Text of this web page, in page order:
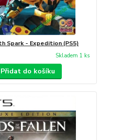
Spark - Expedition (PS5)
Skladem 1 ks
Přidat do košíku